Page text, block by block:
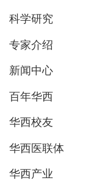
科学研究
专家介绍
新闻中心
百年华西
华西校友
华西医联体
华西产业